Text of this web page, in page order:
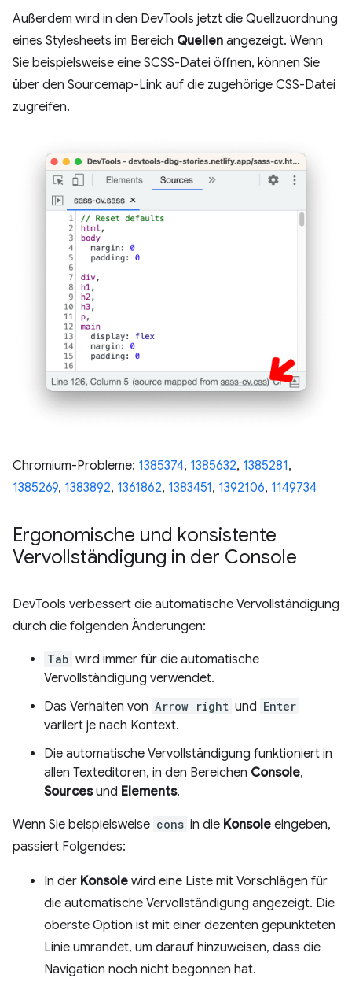
Außerdem wird in den DevTools jetzt die Quellzuordnung
eines Stylesheets im Bereich Quellen angezeigt. Wenn
Sie beispielsweise eine SCSS-Datei öffnen, können Sie
über den Sourcemap-Link auf die zugehörige CSS-Datei
zugreifen.
Chromium-Probleme: 1385374, 1385632, 1385281,
1385269, 1383892, 1361862, 1383451, 1392106, 1149734
Ergonomische und konsistente
Vervollständigung in der Console
DevTools verbessert die automatische Vervollständigung
durch die folgenden Änderungen:
Tab wird immer für die automatische
Vervollständigung verwendet.
Das Verhalten von Arrow right und Enter
variiert je nach Kontext.
Die automatische Vervollständigung funktioniert in
allen Texteditoren, in den Bereichen Console,
Sourcesund Elements.
Wenn Sie beispielsweise cons in die Konsole eingeben,
passiert Folgendes:
In der Konsole wird eine Liste mit Vorschlägen für
die automatische Vervollständigung angezeigt. Die
oberste Option ist mit einer dezenten gepunkteten
Linie umrandet, um darauf hinzuweisen, dass die
Navigation noch nicht begonnen hat.